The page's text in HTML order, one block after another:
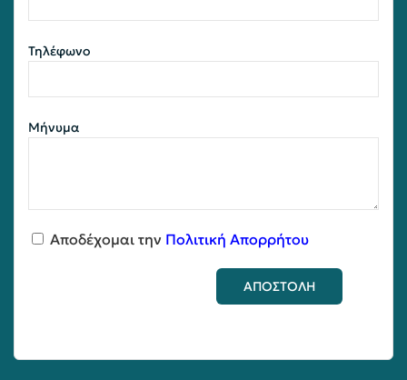
Τηλέφωνο
Μήνυμα
Αποδέχομαι την Πολιτική Απορρήτου
ΑΠΟΣΤΟΛΗ